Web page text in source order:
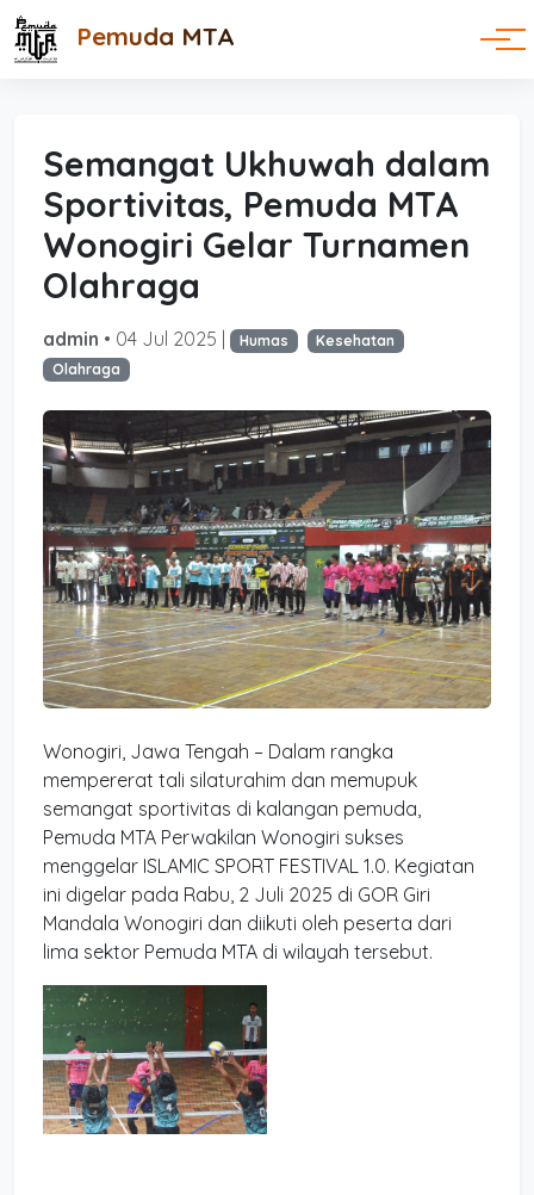
Pemuda MTA
Semangat Ukhuwah dalam
Sportivitas, Pemuda MTA
Wonogiri Gelar Turnamen
Olahraga
admin • 04 Jul 2025 | Humas
Kesehatan
Olahraga
Wonogiri, Jawa Tengah – Dalam rangka
mempererat tali silaturahim dan memupuk
semangat sportivitas di kalangan pemuda,
Pemuda MTA Perwakilan Wonogiri sukses
menggelar ISLAMIC SPORT FESTIVAL 1.0. Kegiatan
ini digelar pada Rabu, 2 Juli 2025 di GOR Giri
Mandala Wonogiri dan diikuti oleh peserta dari
lima sektor Pemuda MTA di wilayah tersebut.